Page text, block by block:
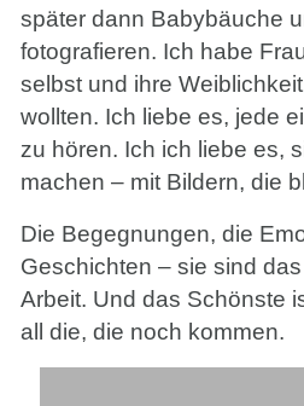
später dann Babybäuche
fotografieren. Ich habe
selbst und ihre
wollten. Ich liebe es, jede
zu hören. Ich ich liebe es,
machen – mit Bildern, die
Die Begegnungen, die
Geschichten – sie sind
Arbeit. Und das Schönste
all die, die noch kommen.